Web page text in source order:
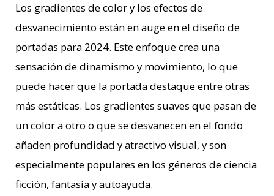
Los gradientes de color y los efectos de
desvanecimiento están en auge en el diseño de
portadas para 2024. Este enfoque crea una
sensación de dinamismo y movimiento, lo que
puede hacer que la portada destaque entre otras
más estáticas. Los gradientes suaves que pasan de
un color a otro o que se desvanecen en el fondo
añaden profundidad y atractivo visual, y son
especialmente populares en los géneros de ciencia
ficción, fantasía y autoayuda.